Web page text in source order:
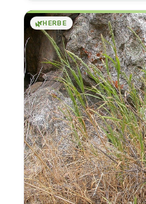
🌿HERBE